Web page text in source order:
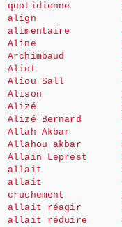
quotidienne
align
alimentaire
Aline
Archimbaud
Aliot
Aliou Sall
Alison
Alizé
Alizé Bernard
Allah Akbar
Allahou akbar
Allain Leprest
allait
allait
cruchement
allait réagir
allait réduire